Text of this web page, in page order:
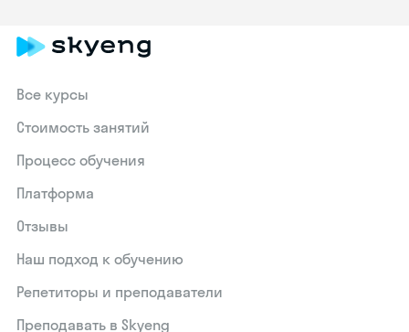
Все курсы
Стоимость занятий
Процесс обучения
Платформа
Отзывы
Наш подход к обучению
Репетиторы и преподаватели
Преподавать в Skyeng